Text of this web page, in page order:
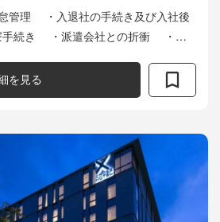
管理 ・入退社の手続き及び入社後
続き ・派遣会社との折衝 ・外
を見る